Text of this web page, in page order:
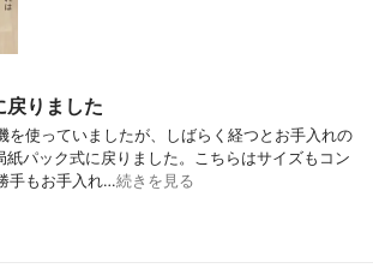
戻りました
を使っていましたが、しばらく経つとお手入れの
パック式に戻りました。こちらはサイズもコン
手もお手入れ…続きを見る